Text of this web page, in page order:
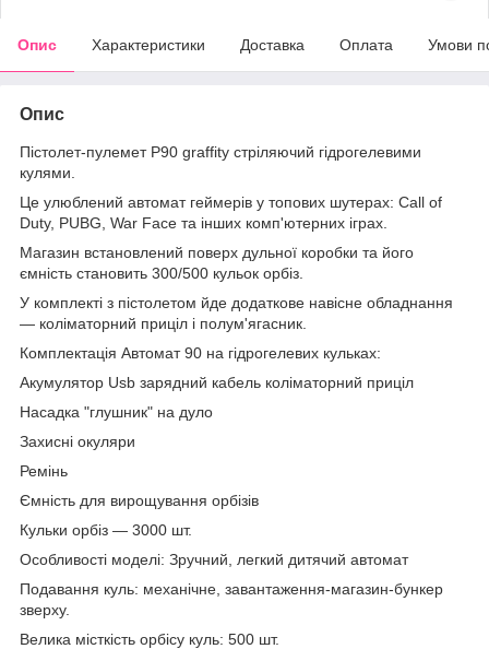
Опис Характеристики Доставка Оплата Умови
Опис
Пістолет-пулемет P90 graffity стріляючий гідрогелевими
кулями.
Це улюблений автомат геймерів у топових шутерах: Call of
Duty, PUBG, War Face та інших комп'ютерних іграх.
Магазин встановлений поверх дульної коробки та його
ємність становить 300/500 кульок орбіз.
У комплекті з пістолетом йде додаткове навісне обладнання
— коліматорний приціл і полум'ягасник.
Комплектація Автомат 90 на гідрогелевих кульках:
Акумулятор Usb зарядний кабель коліматорний приціл
Насадка "глушник" на дуло
Захисні окуляри
Ремінь
Ємність для вирощування орбізів
Кульки орбіз — 3000 шт.
Особливості моделі: Зручний, легкий дитячий автомат
Подавання куль: механічне, завантаження-магазин-бункер
зверху.
Велика місткість орбісу куль: 500 шт.